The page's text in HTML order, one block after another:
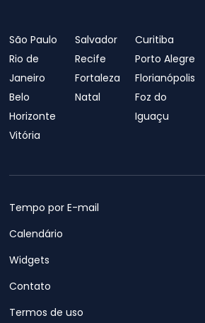
São Paulo
Rio de
Janeiro
Belo
Horizonte
Vitória
Salvador
Recife
Fortaleza
Natal
Curitiba
Porto Alegre
Florianópolis
Foz do
Iguaçu
Tempo por E-mail
Calendário
Widgets
Contato
Termos de uso